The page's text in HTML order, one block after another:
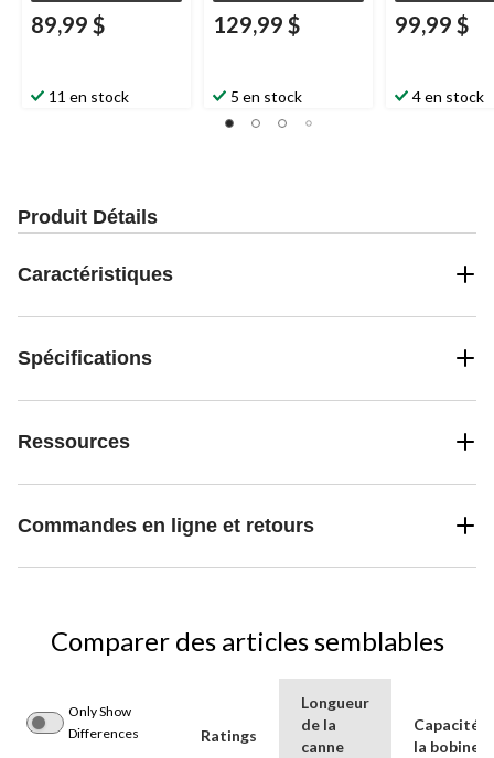
89,99 $
11 en stock
129,99 $
5 en stock
99,99 $
4 en stock
Produit Détails
Caractéristiques
Spécifications
Ressources
Commandes en ligne et retours
Comparer des articles semblables
Only Show
Differences
Ratings
Longueur
de la
canne
Capacité
la bobine